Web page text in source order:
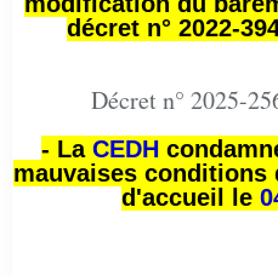
décret n° 2022-
Décret n° 2025-
- La CEDH
mauvaises conditions
d'accueil le